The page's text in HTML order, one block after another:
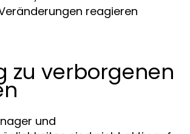
reagieren
zu verborgenen
und